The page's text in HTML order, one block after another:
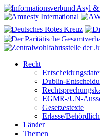
Recht
Dublin-
EGMR-/UN-
Gesetzestexte
Erlasse/
Länder
Themen